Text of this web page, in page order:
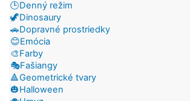
🕒Denný režim
🦖Dinosaury
🚗Dopravné prostriedky
😊Emócia
🎨Farby
🎭Fašiangy
🔺Geometrické tvary
🎃Halloween